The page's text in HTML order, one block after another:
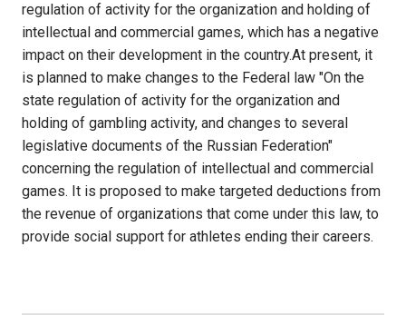
regulation of activity for the organization and holding of
intellectual and commercial games, which has a negative
impact on their development in the country.At present, it
is planned to make changes to the Federal law "On the
state regulation of activity for the organization and
holding of gambling activity, and changes to several
legislative documents of the Russian Federation"
concerning the regulation of intellectual and commercial
games. It is proposed to make targeted deductions from
the revenue of organizations that come under this law, to
provide social support for athletes ending their careers.